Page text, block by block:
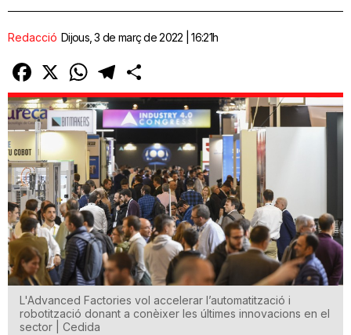
Redacció Dijous, 3 de març de 2022 | 16:21h
Facebook
X WhatsAppTelegram
L'Advanced Factories vol accelerar l’automatització i
robotització donant a conèixer les últimes innovacions en el
sector | Cedida